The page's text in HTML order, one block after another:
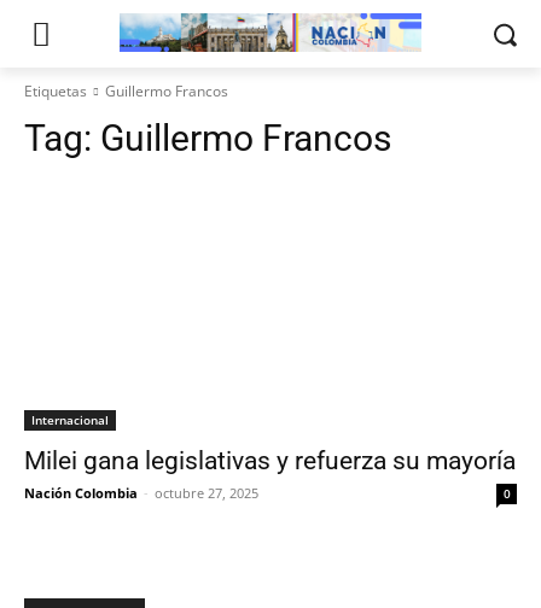
Etiquetas Guillermo Francos
Tag: Guillermo Francos
Internacional
Milei gana legislativas y refuerza su mayoría
Nación Colombia - octubre 27, 2025 0